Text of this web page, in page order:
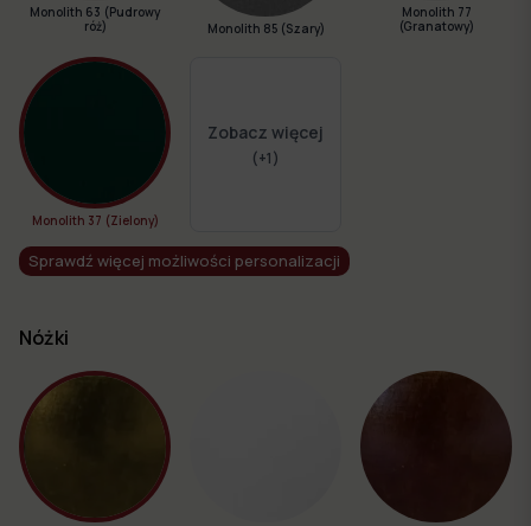
Monolith 63 (Pudrowy
róż)
Monolith 85 (Szary)
Monolith 77
(Granatowy)
Monolith 37 (Zielony)
Zobacz więcej
(+1)
Sprawdź więcej możliwości personalizacji
Nóżki